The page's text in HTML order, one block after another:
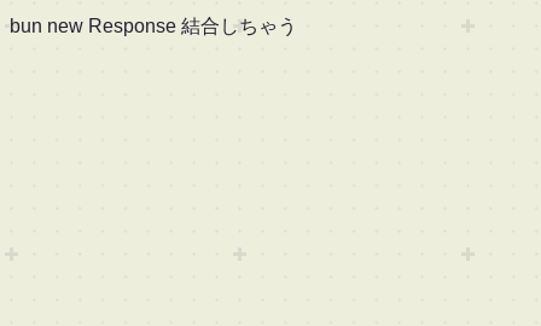
bun new Response 結合しちゃう